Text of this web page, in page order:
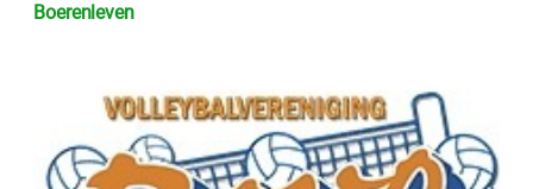
Boerenleven